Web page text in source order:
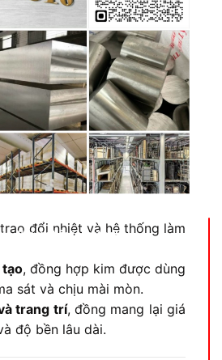
tiết đồng hợp kim gia công
vụ các ứng dụng kỹ thuật
nghiệp và xây dựng.
đồng và đồng hợp kim
– điện tử, đồng là vật liệu
dẫn, thanh cái và linh kiện
đổi nhiệt và hệ thống làm
tạo, đồng hợp kim được dùng
sát và chịu mài mòn.
trang trí, đồng mang lại giá
độ bền lâu dài.
I’m not interested!